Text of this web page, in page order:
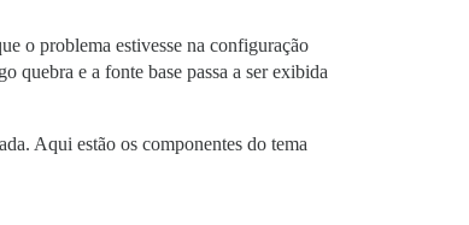
o problema estivesse na configuração
quebra e a fonte base passa a ser exibida
Aqui estão os componentes do tema